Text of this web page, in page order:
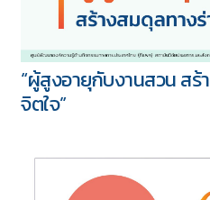
“ผู้สูงอายุกับงานสวน สร้
จิตใจ”